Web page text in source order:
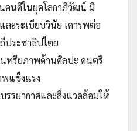
คนดีในยุคโลกาภิวัฒน์ มี
ละระเบียบวินัย เคารพต่อ
ประชาธิปไตย
นทรียภาพด้านศิลปะ ดนตรี
แข็งแรง
รรยากาศและสิ่งแวดล้อมให้